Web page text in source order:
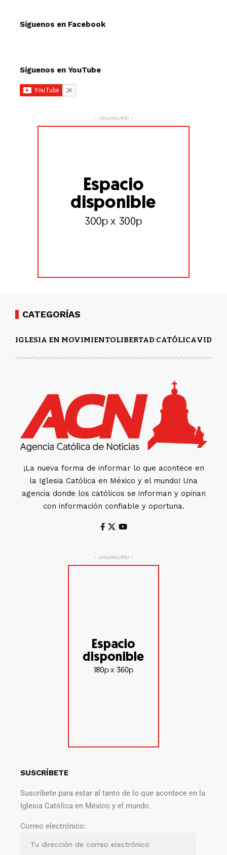
Síguenos en Facebook
Síguenos en YouTube
- ¡ANÚNCIATE! -
CATEGORÍAS
IGLESIA EN MOVIMIENTOLIBERTAD CATÓLICAVIDA
¡La nueva forma de informar lo que acontece en
la Iglesia Católica en México y el mundo! Una
agencia donde los católicos se informan y opinan
con información confiable y oportuna.
- ¡ANÚNCIATE! -
SUSCRÍBETE
Suscríbete para estar al tanto de lo que acontece en la
Iglesia Católica en México y el mundo.
Correo electrónico: